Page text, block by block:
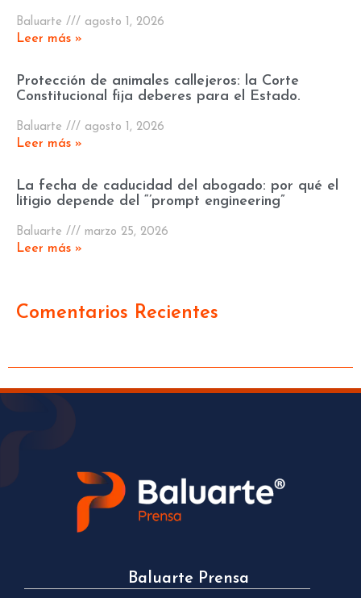
Baluarte agosto 1, 2026
Leer más »
Protección de animales callejeros: la Corte
Constitucional fija deberes para el Estado.
Baluarte agosto 1, 2026
Leer más »
La fecha de caducidad del abogado: por qué el
litigio depende del “’prompt engineering”
Baluarte marzo 25, 2026
Leer más »
Comentarios Recientes
Baluarte Prensa